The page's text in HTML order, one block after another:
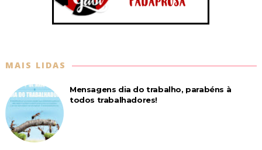
MAIS LIDAS
Mensagens dia do trabalho, parabéns à
todos trabalhadores!